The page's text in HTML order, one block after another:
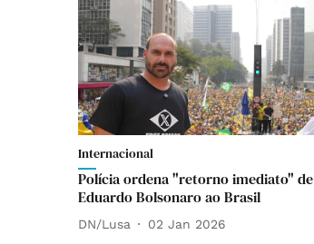
Internacional
Polícia ordena "retorno imediato" de
Eduardo Bolsonaro ao Brasil
DN/Lusa 02 Jan 2026